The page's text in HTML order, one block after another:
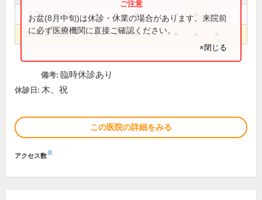
9:00～12:00 ● ● ● ● ●
15:00～18:00 ● ● ●
お盆(8月中旬)は休診・休業の場合があります。来院前
に必ず医療機関に直接ご確認ください。
×閉じる
備考: 臨時休診あり
休診日: 木、祝
この医院の詳細をみる
アクセス数※